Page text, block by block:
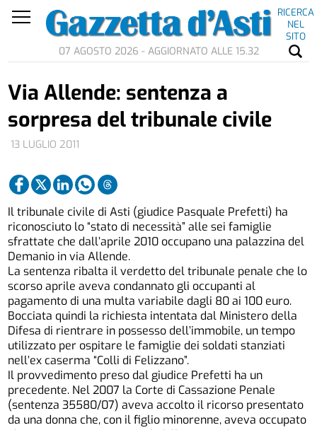
RICERCA
NEL
SITO
07 AGOSTO 2026 - AGGIORNATO ALLE 15.32
13 LUGLIO 2011
Via Allende: sentenza a
sorpresa del tribunale civile
Il tribunale civile di Asti (giudice Pasquale Prefetti) ha
riconosciuto lo “stato di necessità” alle sei famiglie
sfrattate che dall’aprile 2010 occupano una palazzina del
Demanio in via Allende.
La sentenza ribalta il verdetto del tribunale penale che lo
scorso aprile aveva condannato gli occupanti al
pagamento di una multa variabile dagli 80 ai 100 euro.
Bocciata quindi la richiesta intentata dal Ministero della
Difesa di rientrare in possesso dell’immobile, un tempo
utilizzato per ospitare le famiglie dei soldati stanziati
nell’ex caserma “Colli di Felizzano”.
Il provvedimento preso dal giudice Prefetti ha un
precedente. Nel 2007 la Corte di Cassazione Penale
(sentenza 35580/07) aveva accolto il ricorso presentato
da una donna che, con il figlio minorenne, aveva occupato